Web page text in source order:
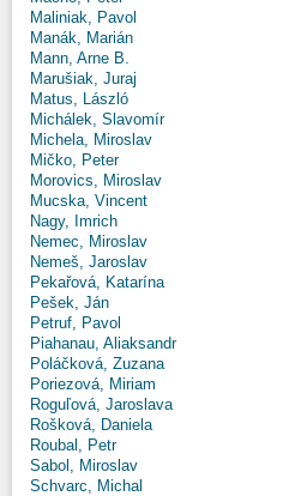
Maliniak, Pavol
Manák, Marián
Mann, Arne B.
Marušiak, Juraj
Matus, László
Michálek, Slavomír
Michela, Miroslav
Mičko, Peter
Morovics, Miroslav
Mucska, Vincent
Nagy, Imrich
Nemec, Miroslav
Nemeš, Jaroslav
Pekařová, Katarína
Pešek, Ján
Petruf, Pavol
Piahanau, Aliaksandr
Poláčková, Zuzana
Poriezová, Miriam
Roguľová, Jaroslava
Rošková, Daniela
Roubal, Petr
Sabol, Miroslav
Schvarc, Michal